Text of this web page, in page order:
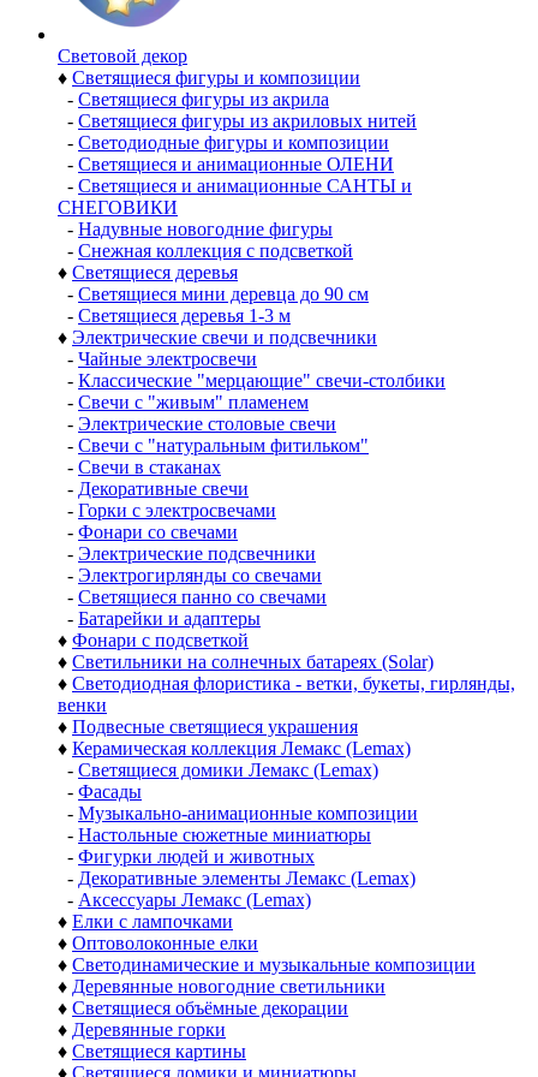
Световой декор
♦ Светящиеся фигуры и композиции
- Светящиеся фигуры из акрила
- Светящиеся фигуры из акриловых нитей
- Светодиодные фигуры и композиции
- Светящиеся и анимационные ОЛЕНИ
- Светящиеся и анимационные САНТЫ и
СНЕГОВИКИ
- Надувные новогодние фигуры
- Снежная коллекция с подсветкой
♦ Светящиеся деревья
- Светящиеся мини деревца до 90 см
- Светящиеся деревья 1-3 м
♦ Электрические свечи и подсвечники
- Чайные электросвечи
- Классические "мерцающие" свечи-столбики
- Свечи с "живым" пламенем
- Электрические столовые свечи
- Свечи с "натуральным фитильком"
- Свечи в стаканах
- Декоративные свечи
- Горки с электросвечами
- Фонари со свечами
- Электрические подсвечники
- Электрогирлянды со свечами
- Светящиеся панно со свечами
- Батарейки и адаптеры
♦ Фонари с подсветкой
♦ Светильники на солнечных батареях (Solar)
♦ Светодиодная флористика - ветки, букеты, гирлянды,
венки
♦ Подвесные светящиеся украшения
♦ Керамическая коллекция Лемакс (Lemax)
- Светящиеся домики Лемакс (Lemax)
- Фасады
- Музыкально-анимационные композиции
- Настольные сюжетные миниатюры
- Фигурки людей и животных
- Декоративные элементы Лемакс (Lemax)
- Аксессуары Лемакс (Lemax)
♦ Елки с лампочками
♦ Оптоволоконные елки
♦ Светодинамические и музыкальные композиции
♦ Деревянные новогодние светильники
♦ Светящиеся объёмные декорации
♦ Деревянные горки
♦ Светящиеся картины
♦ Светящиеся домики и миниатюры